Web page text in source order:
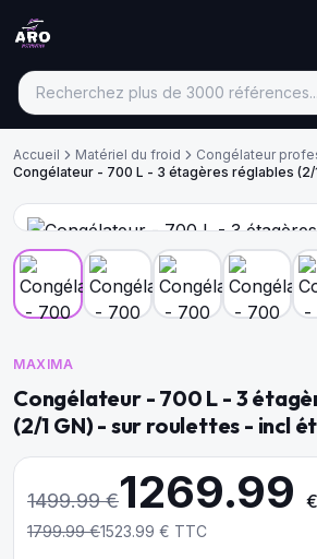
Accueil Matériel du froid
Congélateur
Congélateur - 700 L - 3 étagères réglables (2/
MAXIMA
Congélateur - 700 L - 3
(2/1 GN) - sur roulettes - incl
1499.99€1269.99
1799.99€1523.99 € TTC